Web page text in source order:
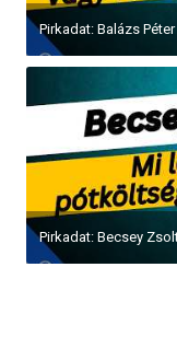
Pirkadat: Balázs
Pirkadat: Becsey